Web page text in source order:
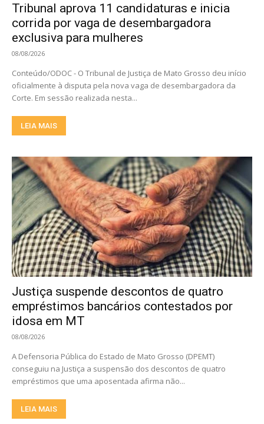
Tribunal aprova 11 candidaturas e inicia
corrida por vaga de desembargadora
exclusiva para mulheres
08/08/2026
Conteúdo/ODOC - O Tribunal de Justiça de Mato Grosso deu início
oficialmente à disputa pela nova vaga de desembargadora da
Corte. Em sessão realizada nesta...
LEIA MAIS
Justiça suspende descontos de quatro
empréstimos bancários contestados por
idosa em MT
08/08/2026
A Defensoria Pública do Estado de Mato Grosso (DPEMT)
conseguiu na Justiça a suspensão dos descontos de quatro
empréstimos que uma aposentada afirma não...
LEIA MAIS